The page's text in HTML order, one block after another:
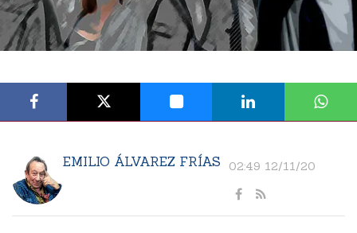
EMILIO ÁLVAREZ FRÍAS 02:49 12/11/20